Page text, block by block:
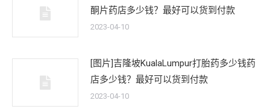
酮片药店多少钱？最好可以货到付款
2023-04-10
[图片]吉隆坡KualaLumpur打胎药多少钱药
店多少钱？最好可以货到付款
2023-04-10